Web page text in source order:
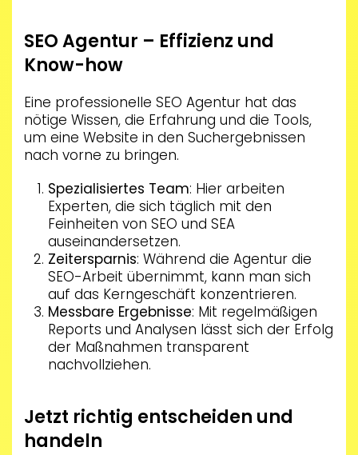
SEO Agentur – Effizienz und
Know-how
Eine professionelle SEO Agentur hat das
nötige Wissen, die Erfahrung und die Tools,
um eine Website in den Suchergebnissen
nach vorne zu bringen.
Spezialisiertes Team: Hier arbeiten
Experten, die sich täglich mit den
Feinheiten von SEO und SEA
auseinandersetzen.
Zeitersparnis: Während die Agentur die
SEO-Arbeit übernimmt, kann man sich
auf das Kerngeschäft konzentrieren.
Messbare Ergebnisse: Mit regelmäßigen
Reports und Analysen lässt sich der Erfolg
der Maßnahmen transparent
nachvollziehen.
Jetzt richtig entscheiden und
handeln